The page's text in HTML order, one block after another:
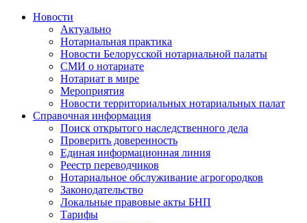
Новости
Актуально
Нотариальная практика
Новости Белорусской нотариальной палаты
СМИ о нотариате
Нотариат в мире
Мероприятия
Новости территориальных нотариальных палат
Справочная информация
Поиск открытого наследственного дела
Проверить доверенность
Единая информационная линия
Реестр переводчиков
Нотариальное обслуживание агрогородков
Законодательство
Локальные правовые акты БНП
Тарифы